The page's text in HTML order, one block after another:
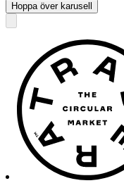
Hoppa över karusell